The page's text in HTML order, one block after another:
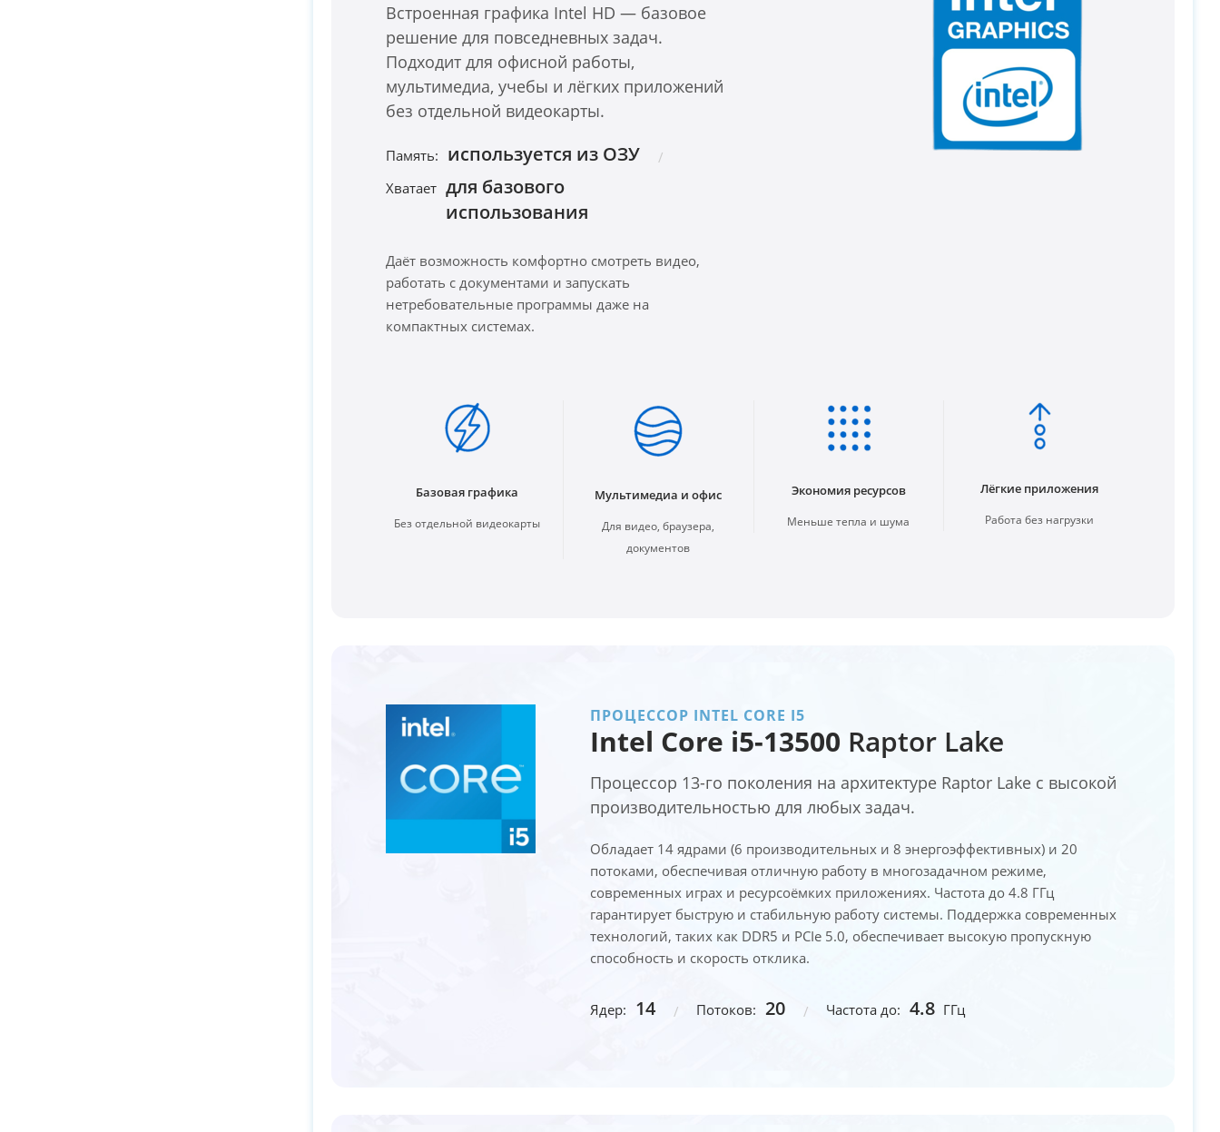
PC-Arena на карте Москвы — Яндекс Карты
Встроенная графика Intel HD — базовое
решение для повседневных задач.
Подходит для офисной работы,
мультимедиа, учебы и лёгких приложений
без отдельной видеокарты.
Память: используется из ОЗУ
Хватает для базового
использования
Даёт возможность комфортно смотреть видео,
работать с документами и запускать
нетребовательные программы даже на
компактных системах.
Базовая графика
Без отдельной видеокарты
Мультимедиа и офис
Для видео, браузера,
документов
Экономия ресурсов
Меньше тепла и шума
Лёгкие приложения
Работа без нагрузки
ПРОЦЕССОР INTEL CORE I5
Intel Core i5-13500 Raptor Lake
Процессор 13-го поколения на архитектуре Raptor Lake с высокой
производительностью для любых задач.
Обладает 14 ядрами (6 производительных и 8 энергоэффективных) и 20
потоками, обеспечивая отличную работу в многозадачном режиме,
современных играх и ресурсоёмких приложениях. Частота до 4.8 ГГц
гарантирует быструю и стабильную работу системы. Поддержка современных
технологий, таких как DDR5 и PCIe 5.0, обеспечивает высокую пропускную
способность и скорость отклика.
Ядер: 14 Потоков: 20 Частота до: 4.8 ГГц